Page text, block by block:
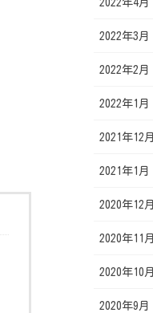
2022年4月
2022年3月
2022年2月
2022年1月
2021年12月
2021年1月
2020年12月
2020年11月
2020年10月
2020年9月